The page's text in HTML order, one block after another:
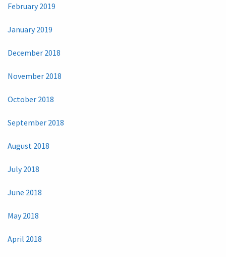
February 2019
January 2019
December 2018
November 2018
October 2018
September 2018
August 2018
July 2018
June 2018
May 2018
April 2018